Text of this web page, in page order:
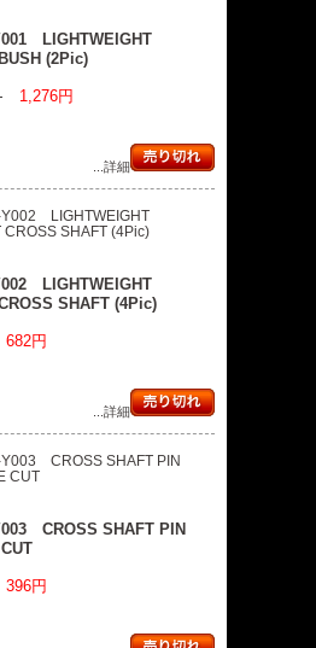
LIGHTWEIGHT
(2Pic)
1,276円
...詳細
LIGHTWEIGHT
SHAFT (4Pic)
682円
...詳細
CROSS SHAFT PIN
396円